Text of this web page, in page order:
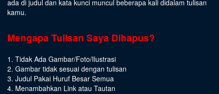
ada di judul dan kata kunci muncul beberapa kali didalam tulisan
kamu.
Mengapa Tulisan Saya Dihapus?
1. Tidak Ada Gambar/Foto/Ilustrasi
2. Gambar tidak sesuai dengan tulisan
3. Judul Pakai Huruf Besar Semua
4. Menambahkan Link atau Tautan